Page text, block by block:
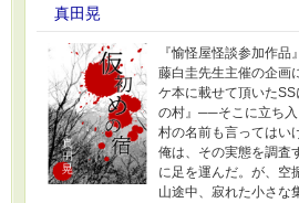
真田晃
『愉怪屋怪談参加作品
藤白圭先生主催の企画
ケ本に載せて頂いた
の村』──そこに立ち入
村の名前も言ってはい
俺は、その実態を調査
に足を運んだ。が、空
山途中、寂れた小さな